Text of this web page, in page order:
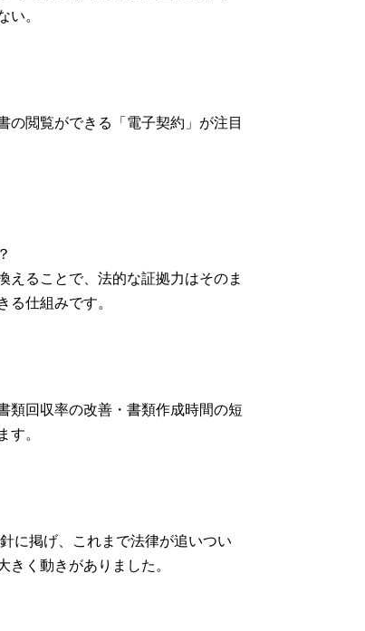
い。
の閲覧ができる「電子契約」が注目
えることで、法的な証拠力はそのま
る仕組みです。
類回収率の改善・書類作成時間の短
す。
に掲げ、これまで法律が追いつい
く動きがありました。